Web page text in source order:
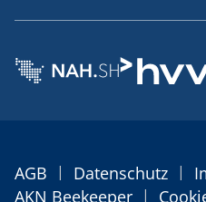
AGB | Datenschutz |
AKN Beekeeper |